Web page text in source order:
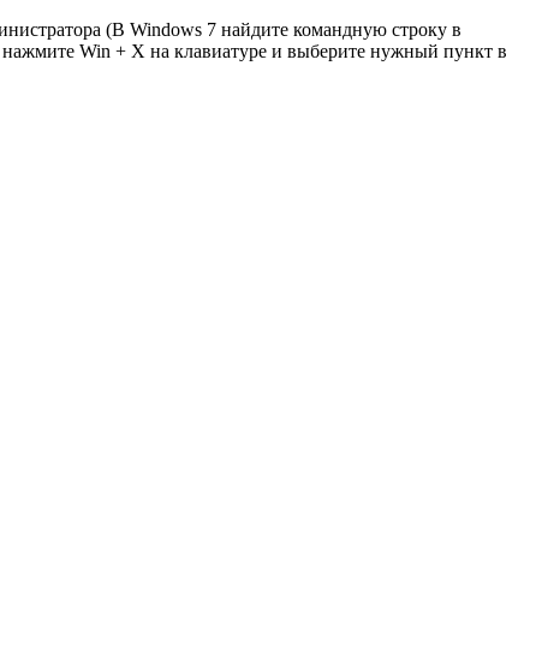
(В Windows 7 найдите командную строку в
Win + X на клавиатуре и выберите нужный пункт в